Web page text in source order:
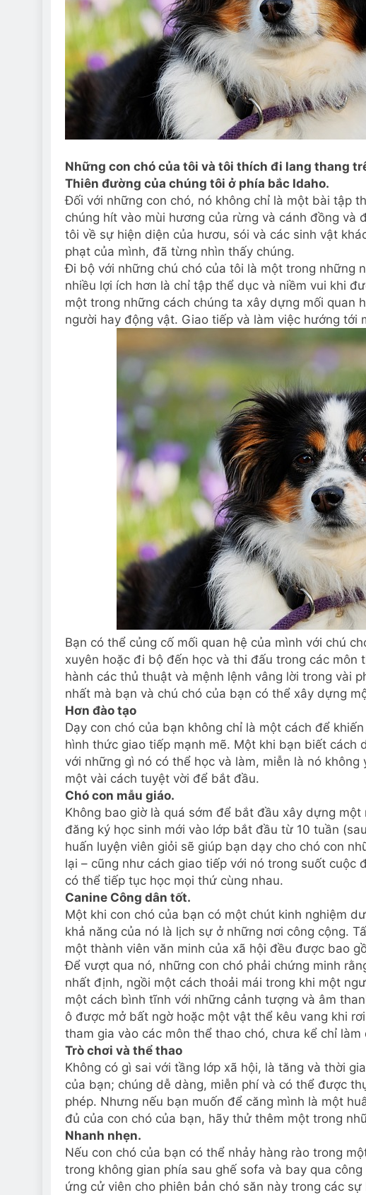
Những con chó của tôi và tôi thích đi lang thang
Thiên đường của chúng tôi ở phía bắc Idaho.
Đối với những con chó, nó không chỉ là một bài tập
chúng hít vào mùi hương của rừng và cánh đồng
tôi về sự hiện diện của hươu, sói và các sinh vật
phạt của mình, đã từng nhìn thấy chúng.
Đi bộ với những chú chó của tôi là một trong những
nhiều lợi ích hơn là chỉ tập thể dục và niềm vui khi
một trong những cách chúng ta xây dựng mối quan
người hay động vật. Giao tiếp và làm việc hướng tới
Bạn có thể củng cố mối quan hệ của mình với chú
xuyên hoặc đi bộ đến học và thi đấu trong các môn
hành các thủ thuật và mệnh lệnh vâng lời trong vài
nhất mà bạn và chú chó của bạn có thể xây dựng
Hơn đào tạo
Dạy con chó của bạn không chỉ là một cách để
hình thức giao tiếp mạnh mẽ. Một khi bạn biết cách
với những gì nó có thể học và làm, miễn là nó
một vài cách tuyệt vời để bắt đầu.
Chó con mẫu giáo.
Không bao giờ là quá sớm để bắt đầu xây dựng
đăng ký học sinh mới vào lớp bắt đầu từ 10 tuần
huấn luyện viên giỏi sẽ giúp bạn dạy cho chó con
lại – cũng như cách giao tiếp với nó trong suốt cuộc
có thể tiếp tục học mọi thứ cùng nhau.
Canine Công dân tốt.
Một khi con chó của bạn có một chút kinh nghiệm
khả năng của nó là lịch sự ở những nơi công cộng.
một thành viên văn minh của xã hội đều được bao
Để vượt qua nó, những con chó phải chứng minh
nhất định, ngồi một cách thoải mái trong khi một
một cách bình tĩnh với những cảnh tượng và âm
ô được mở bất ngờ hoặc một vật thể kêu vang khi
tham gia vào các môn thể thao chó, chưa kể chỉ
Trò chơi và thể thao
Không có gì sai với tầng lớp xã hội, là tăng và thời
của bạn; chúng dễ dàng, miễn phí và có thể được
phép. Nhưng nếu bạn muốn để căng mình là một
đủ của con chó của bạn, hãy thử thêm một trong
Nhanh nhẹn.
Nếu con chó của bạn có thể nhảy hàng rào trong
trong không gian phía sau ghế sofa và bay qua
ứng cử viên cho phiên bản chó săn này trong các